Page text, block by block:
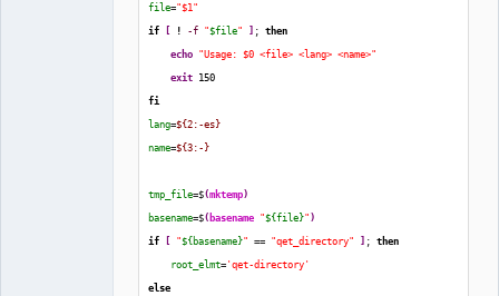
file="$1"
if
[ ! -f "$file" ] ; then
echo "Usage: $0 <file> <lang> <name>"
exit 150
fi
lang=${2:-es}
name=${3:-}
tmp_file=$(mktemp)
basename=$( basename "${file}")
if
[ "${basename}" == "qet_directory" ] ; then
root_elmt='qet-directory'
else